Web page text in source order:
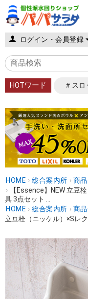
ログイン・会員登録
HOTワード ＃ス
HOME › 総合案内所 › 商
›
【Essence】NEW 立豆
具 3点セット ...
HOME › 総合案内所 › 商
立豆栓（ニッケル）×Sレ